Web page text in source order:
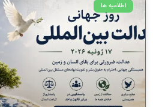
اطلاعیه ها